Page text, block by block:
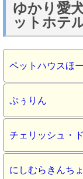
ゆかり愛
ットホテ
ペットハウスほ
ぷぅりん
チェリッシュ・
にしむらきんち